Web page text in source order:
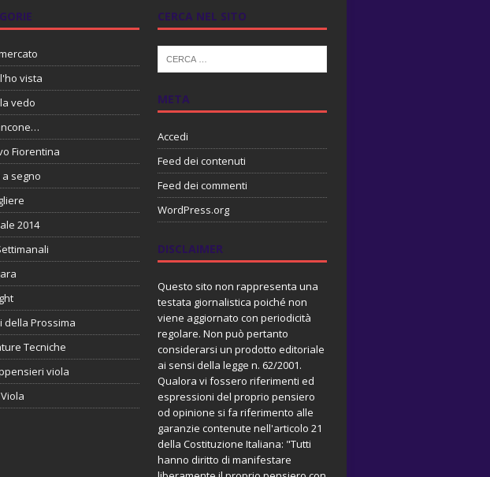
vista
vedo
Fiorentina
segno
2014
della Prossima
Tecniche
viola
CERCA NEL SITO
META
Accedi
Feed dei contenuti
Feed dei commenti
WordPress.org
DISCLAIMER
Questo sito non rappresenta una
testata giornalistica poiché non
viene aggiornato con periodicità
regolare. Non può pertanto
considerarsi un prodotto editoriale
ai sensi della legge n. 62/2001.
Qualora vi fossero riferimenti ed
espressioni del proprio pensiero
od opinione si fa riferimento alle
garanzie contenute nell'articolo 21
della Costituzione Italiana: "Tutti
hanno diritto di manifestare